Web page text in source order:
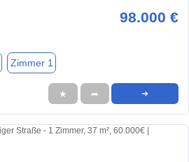
98.000 €
Zimmer 1
★ ➦ ➜